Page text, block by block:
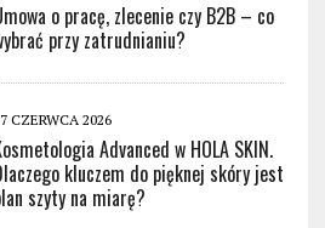
o pracę, zlecenie czy B2B – co
przy zatrudnianiu?
CZERWCA 2026
Advanced w HOLA SKIN.
kluczem do pięknej skóry jest
szyty na miarę?